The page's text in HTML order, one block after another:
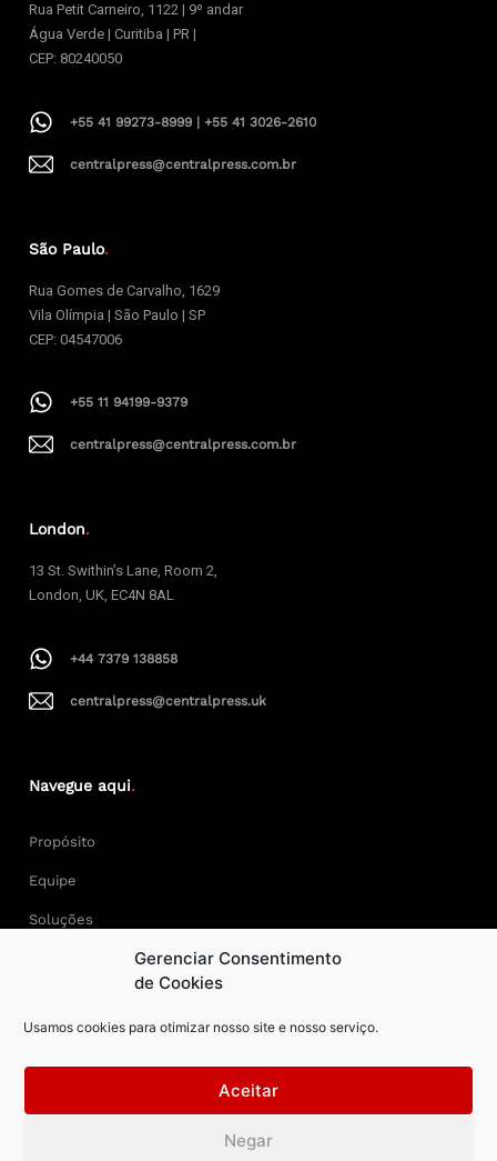
Gerenciar Consentimento
de Cookies
Usamos cookies para otimizar nosso site e nosso serviço.
Aceitar
Negar
Rua Petit Carneiro, 1122 | 9º andar
Água Verde | Curitiba | PR |
CEP: 80240050
+55 41 99273-8999 | +55 41 3026-2610
centralpress@centralpress.com.br
São Paulo.
Rua Gomes de Carvalho, 1629
Vila Olímpia | São Paulo | SP
CEP: 04547006
+55 11 94199-9379
centralpress@centralpress.com.br
London.
13 St. Swithin’s Lane, Room 2,
London, UK, EC4N 8AL
+44 7379 138858
centralpress@centralpress.uk
Navegue aqui.
Propósito
Equipe
Soluções
Central Press – todos os direitos reservados. Developer: